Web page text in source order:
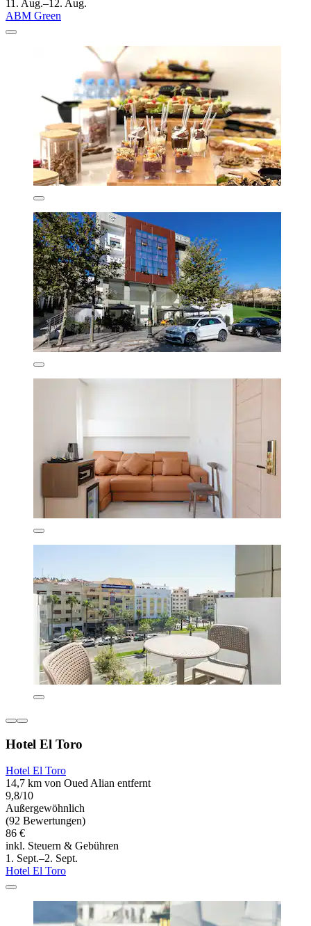
11. Aug.–12. Aug.
ABM Green
Hotel El Toro
Hotel El Toro
14,7 km von Oued Alian entfernt
9,8/10
Außergewöhnlich
(92 Bewertungen)
86 €
inkl. Steuern & Gebühren
1. Sept.–2. Sept.
Hotel El Toro